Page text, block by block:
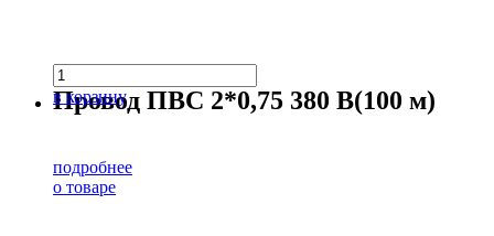
в корзину
Провод ПВС 2*0,75 380 В(100 м)
подробнее
о товаре